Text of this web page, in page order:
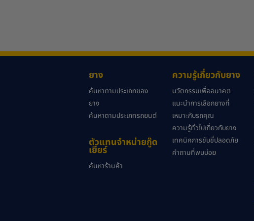
ยาง
ค้นหาตามประเภทของ
ยาง
ค้นหาตามประเภทรถยนต์
ตัวแทนจำหน่ายกู๊ด
เยียร์
ค้นหาร้านค้า
ความรู้เกี่ยวกับยาง
นวัตกรรมเพื่ออนาคต
แนะนำการเลือกยางที่
เหมาะกับรถคุณ
ความรู้ทั่วไปเกี่ยวกับยาง
เทคนิคการขับขี่ปลอดภัย
คำถามที่พบบ่อย